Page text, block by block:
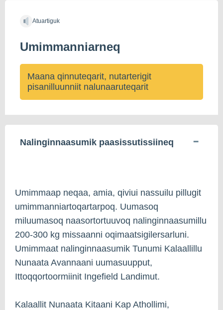
Atuartiguk
Umimmanniarneq
Maana qinnuteqarit, nutarterigit
pisanilluunniit nalunaaruteqarit
Nalinginnaasumik paasissutissiineq
Umimmaap neqaa, amia, qiviui nassuilu pillugit
umimmanniartoqartarpoq. Uumasoq
miluumasoq naasortortuuvoq nalinginnaasumillu
200-300 kg missaanni oqimaatsigilersarluni.
Umimmaat nalinginnaasumik Tunumi Kalaallillu
Nunaata Avannaani uumasuupput,
Ittoqqortoormiinit Ingefield Landimut.
Kalaallit Nunaata Kitaani Kap Athollimi,